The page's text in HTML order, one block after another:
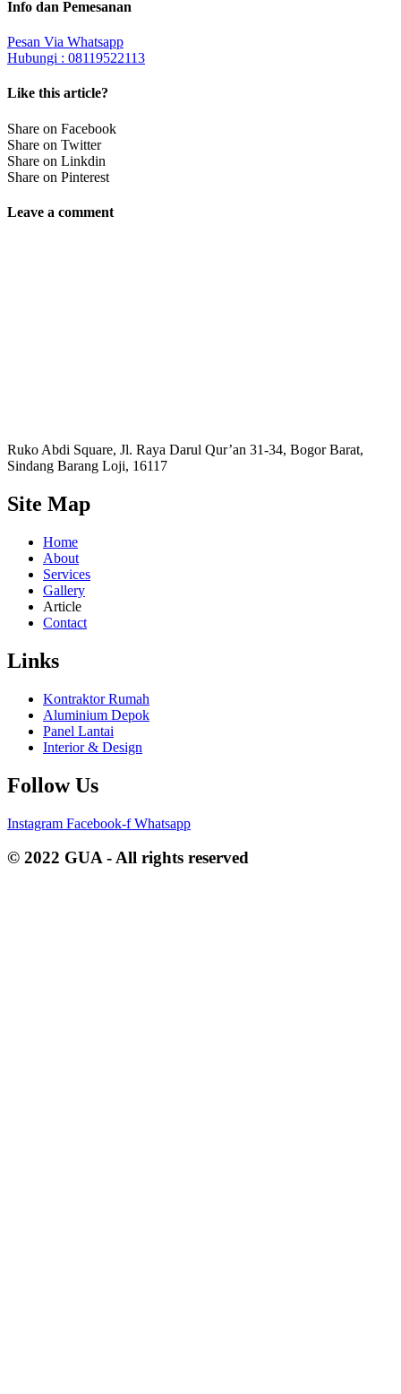
Info dan Pemesanan
Pesan Via Whatsapp
Hubungi : 08119522113
Like this article?
Share on Facebook
Share on Twitter
Share on Linkdin
Share on Pinterest
Leave a comment
Ruko Abdi Square, Jl. Raya Darul Qur’an 31-34, Bogor Barat,
Sindang Barang Loji, 16117
Site Map
Home
About
Services
Gallery
Article
Contact
Links
Kontraktor Rumah
Aluminium Depok
Panel Lantai
Interior & Design
Follow Us
Instagram Facebook-f Whatsapp
© 2022 GUA - All rights reserved